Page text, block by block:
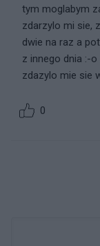
tym moglabym
zdarzylo mi sie,
dwie na raz a
z innego dnia :-
zdazylo mie sie
0